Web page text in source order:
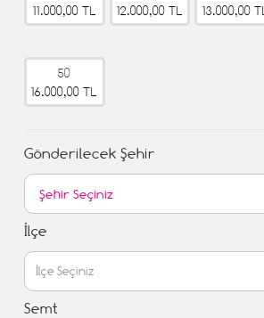
11.000,00 TL
12.000,00 TL
13.000,00 TL
50
16.000,00 TL
Gönderilecek Şehir
İlçe
Semt